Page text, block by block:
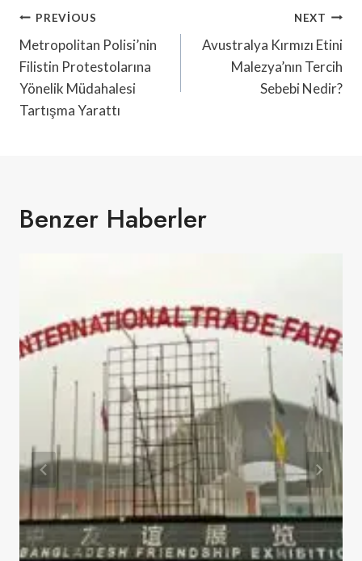
Yazı
Gezinmesi
PREVIOUS
Metropolitan Polisi’nin
Filistin Protestolarına
Yönelik Müdahalesi
Tartışma Yarattı
NEXT
Avustralya Kırmızı Etini
Malezya’nın Tercih
Sebebi Nedir?
Benzer Haberler